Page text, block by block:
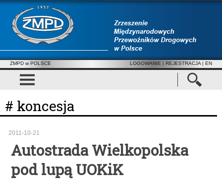
ZMPD w POLSCE LOGOWANIE | REJESTRACJA | EN
# koncesja
2011-10-21
Autostrada Wielkopolska
pod lupą UOKiK